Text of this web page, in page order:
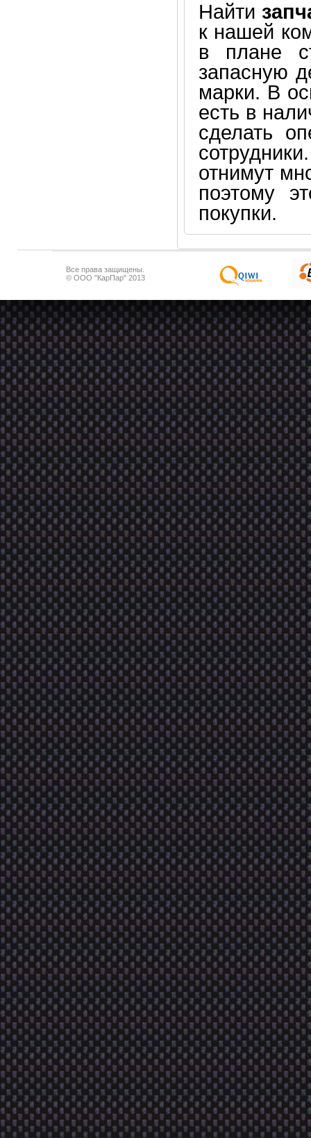
Найти
к нашей
в плане
запасную
марки. В
есть в
сделать
отнимут
поэтому
покупки.
Все права защищены.
© ООО "КарПар" 2013